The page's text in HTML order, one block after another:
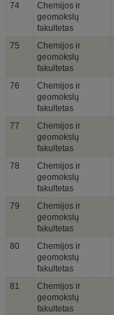
74
Chemijos ir
geomokslų
fakultetas
75
Chemijos ir
geomokslų
fakultetas
76
Chemijos ir
geomokslų
fakultetas
77
Chemijos ir
geomokslų
fakultetas
78
Chemijos ir
geomokslų
fakultetas
79
Chemijos ir
geomokslų
fakultetas
80
Chemijos ir
geomokslų
fakultetas
81
Chemijos ir
geomokslų
fakultetas